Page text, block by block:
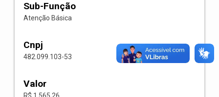
Sub-Função
Atenção Básica
Cnpj
482.099.103-53
Valor